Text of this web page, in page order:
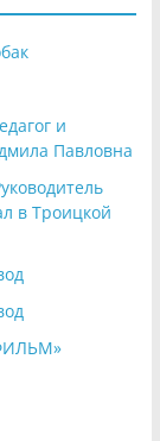
и
Павловна
в Троицкой